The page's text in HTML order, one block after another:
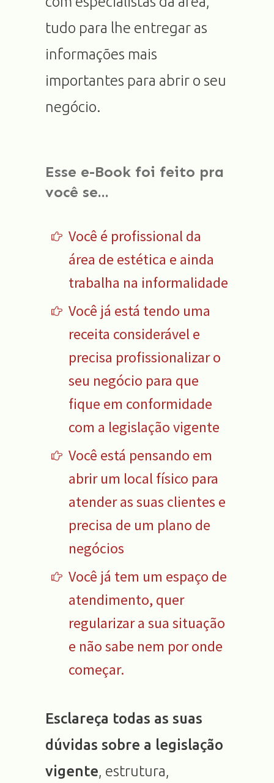
tudo para lhe entregar as
informações mais
importantes para abrir o seu
negócio.
Esse e-Book foi feito pra
você se...
Você é profissional da
área de estética e ainda
trabalha na informalidade
Você já está tendo uma
receita considerável e
precisa profissionalizar o
seu negócio para que
fique em conformidade
com a legislação vigente
Você está pensando em
abrir um local físico para
atender as suas clientes e
precisa de um plano de
negócios
Você já tem um espaço de
atendimento, quer
regularizar a sua situação
e não sabe nem por onde
começar.
Esclareça todas as suas
dúvidas sobre a legislação
vigente, estrutura,